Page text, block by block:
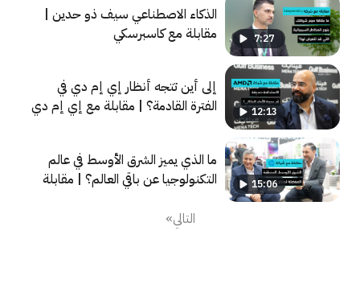
7:27
الذكاء الاصطناعي سيف ذو حدين |
مقابلة مع كاسبرسكي
12:13
إلى أين تتجه أنظار إي إم دي في
الفترة القادمة؟ | مقابلة مع إي إم دي
15:06
ما الذي يميز الشرق الأوسط في عالم
التكنولوجيا عن باقي العالم؟ | مقابلة
التالي»